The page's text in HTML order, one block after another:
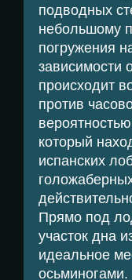
подводных
небольшому
погружения
зависимости
происходит
против
который
испанских
Прямо под
участок дна
идеальное